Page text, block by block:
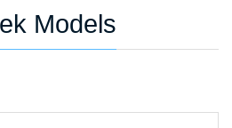
Models